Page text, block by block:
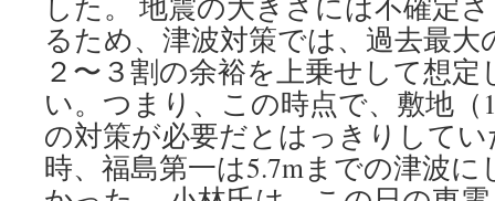
るため、津波対策では、過去最
２〜３割の余裕を上乗せして想
い。つまり、この時点で、敷地（
の対策が必要だとはっきりして
時、福島第一は5.7mまでの津波